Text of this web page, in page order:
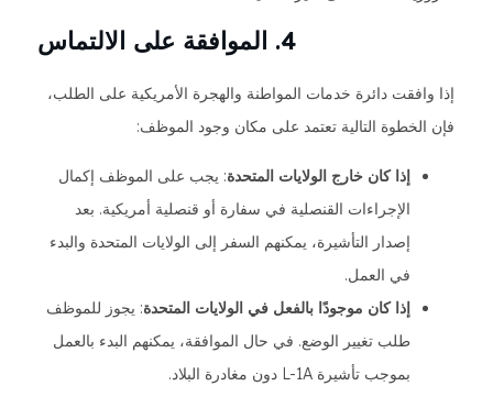
4. الموافقة على الالتماس
إذا وافقت دائرة خدمات المواطنة والهجرة الأمريكية على الطلب،
فإن الخطوة التالية تعتمد على مكان وجود الموظف:
إذا كان خارج الولايات المتحدة: يجب على الموظف إكمال
الإجراءات القنصلية في سفارة أو قنصلية أمريكية. بعد
إصدار التأشيرة، يمكنهم السفر إلى الولايات المتحدة والبدء
في العمل.
إذا كان موجودًا بالفعل في الولايات المتحدة: يجوز للموظف
طلب تغيير الوضع. في حال الموافقة، يمكنهم البدء بالعمل
بموجب تأشيرة L-1A دون مغادرة البلاد.